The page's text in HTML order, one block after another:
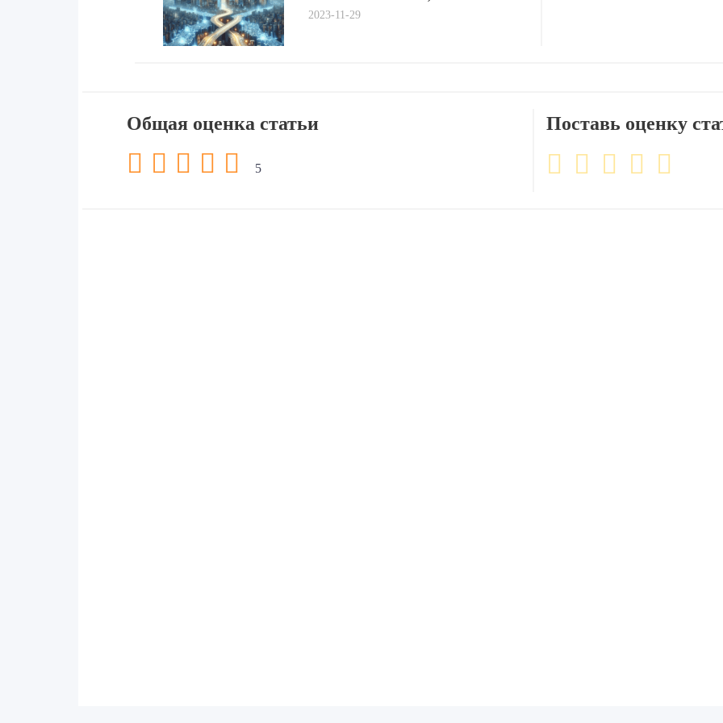
записям 2023-11-29
Общая оценка статьи
5
Поставь оценку